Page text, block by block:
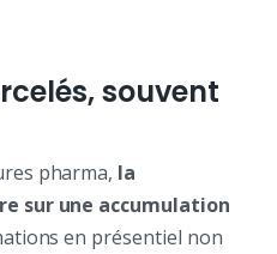
souvent
pharma, la
sur une accumulation
en présentiel non